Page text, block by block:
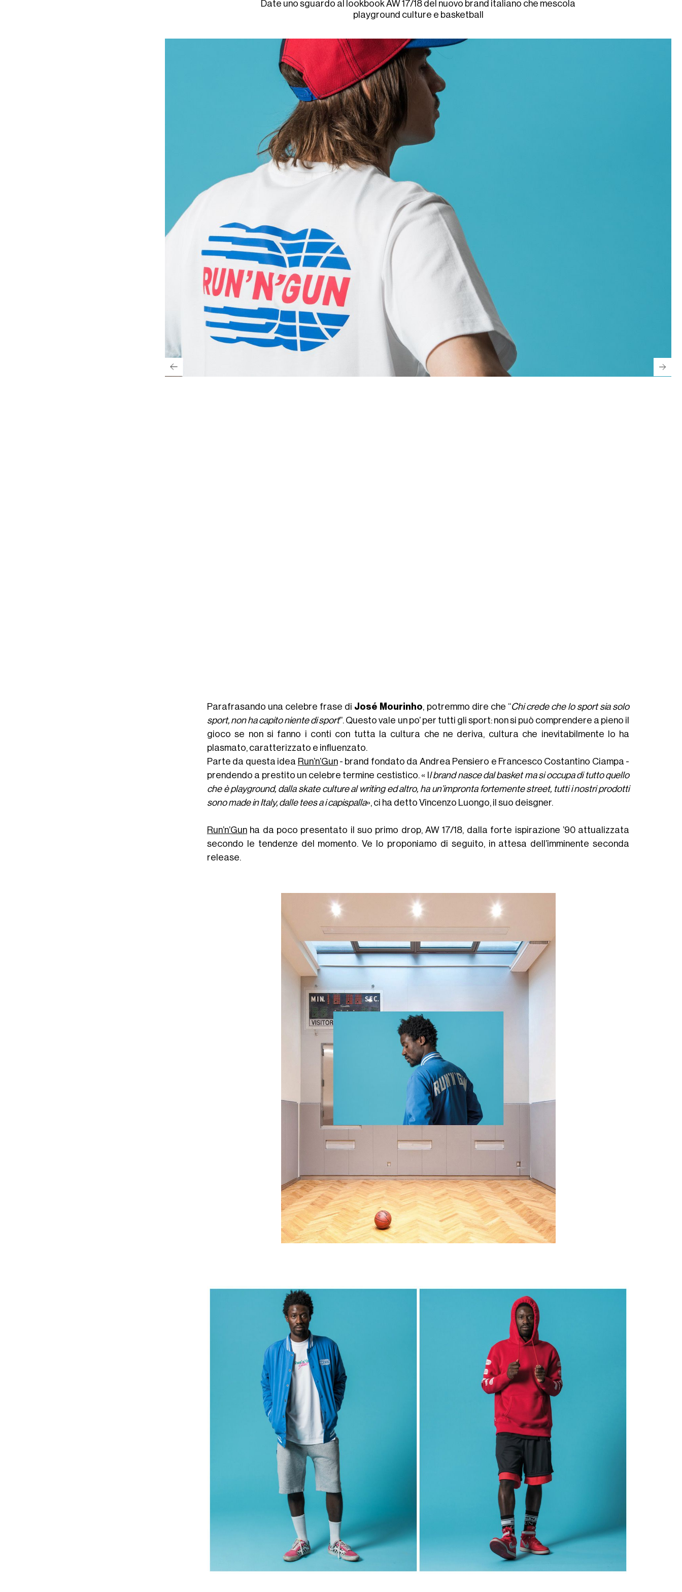
Date uno sguardo al lookbook AW 17/18 del nuovo brand italiano che mescola
playground culture e basketball
Parafrasando una celebre frase di José Mourinho, potremmo dire che “Chi crede che lo sport sia solo
sport, non ha capito niente di sport”. Questo vale un po’ per tutti gli sport: non si può comprendere a pieno il
gioco se non si fanno i conti con tutta la cultura che ne deriva, cultura che inevitabilmente lo ha
plasmato, caratterizzato e influenzato.
Parte da questa idea Run’n’Gun- brand fondato da Andrea Pensiero e Francesco Costantino Ciampa -
prendendo a prestito un celebre termine cestistico. « I l brand nasce dal basket ma si occupa di tutto quello
che è playground, dalla skate culture al writing ed altro, ha un’impronta fortemente street, tutti i nostri prodotti
sono made in Italy, dalle tees a i capispalla», ci ha detto Vincenzo Luongo, il suo deisgner.
Run’n’Gunha da poco presentato il suo primo drop, AW 17/18, dalla forte ispirazione ’90 attualizzata
secondo le tendenze del momento. Ve lo proponiamo di seguito, in attesa dell’imminente seconda
release.